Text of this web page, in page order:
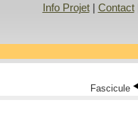
Info Projet| Contact|
Fascicule